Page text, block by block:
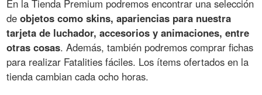
En la Tienda Premium podremos encontrar una selección
deobjetos como skins, apariencias para nuestra
tarjeta de luchador, accesorios y animaciones, entre
otras cosas. Además, también podremos comprar fichas
para realizar Fatalities fáciles. Los ítems ofertados en la
tienda cambian cada ocho horas.